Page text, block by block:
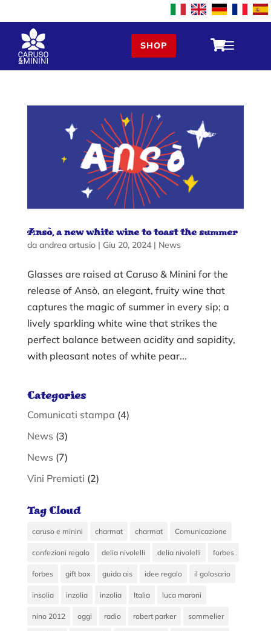
SHOP a

Ansò, a new white wine to toast the summer
da andrea artusio| Giu 20, 2024| News
Glasses are raised at Caruso & Minini for the
release of Ansò, an elegant, fruity wine that
captures the magic of summer in every sip; a
lively sparkling white wine that strikes the
perfect balance between acidity and sapidity,
with pleasant notes of white pear...
Categories
Comunicati stampa (4)
News (3)
News (7)
Vini Premiati (2)
Tag Cloud
caruso e minini charmat charmat Comunicazione
confezioni regalo delia nivolelli delia nivolelli forbes
forbes gift box guida ais idee regalo il golosario
insolia inzolia inzolia Italia luca maroni
nino 2012 oggi radio robert parker sommelier